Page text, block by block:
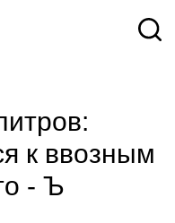
к ввозным
- Ъ